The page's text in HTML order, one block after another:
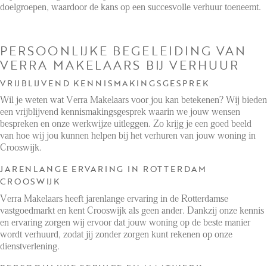
doelgroepen, waardoor de kans op een succesvolle verhuur toeneemt.
PERSOONLIJKE BEGELEIDING VAN
VERRA MAKELAARS BIJ VERHUUR
VRIJBLIJVEND KENNISMAKINGSGESPREK
Wil je weten wat Verra Makelaars voor jou kan betekenen? Wij bieden
een vrijblijvend kennismakingsgesprek waarin we jouw wensen
bespreken en onze werkwijze uitleggen. Zo krijg je een goed beeld
van hoe wij jou kunnen helpen bij het verhuren van jouw woning in
Crooswijk.
JARENLANGE ERVARING IN ROTTERDAM
CROOSWIJK
Verra Makelaars heeft jarenlange ervaring in de Rotterdamse
vastgoedmarkt en kent Crooswijk als geen ander. Dankzij onze kennis
en ervaring zorgen wij ervoor dat jouw woning op de beste manier
wordt verhuurd, zodat jij zonder zorgen kunt rekenen op onze
dienstverlening.